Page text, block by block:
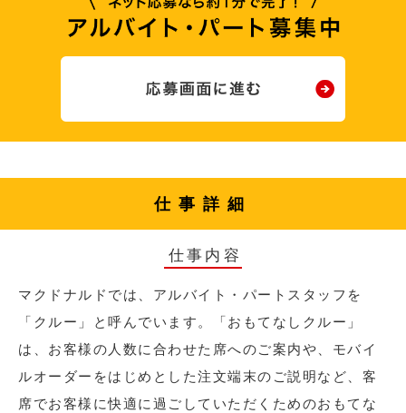
仕事詳細
仕事内容
マクドナルドでは、アルバイト・パートスタッフを
「クルー」と呼んでいます。「おもてなしクルー」
は、お客様の人数に合わせた席へのご案内や、モバイ
ルオーダーをはじめとした注文端末のご説明など、客
席でお客様に快適に過ごしていただくためのおもてな